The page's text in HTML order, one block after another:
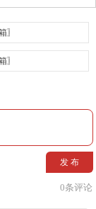
〗
〗
发 布
0条评论